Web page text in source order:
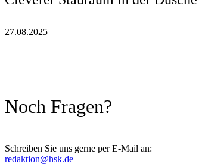
27.08.2025
Noch Fragen?
Schreiben Sie uns gerne per E-Mail an:
redaktion@hsk.de